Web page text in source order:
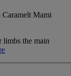
Mami
limbs the main